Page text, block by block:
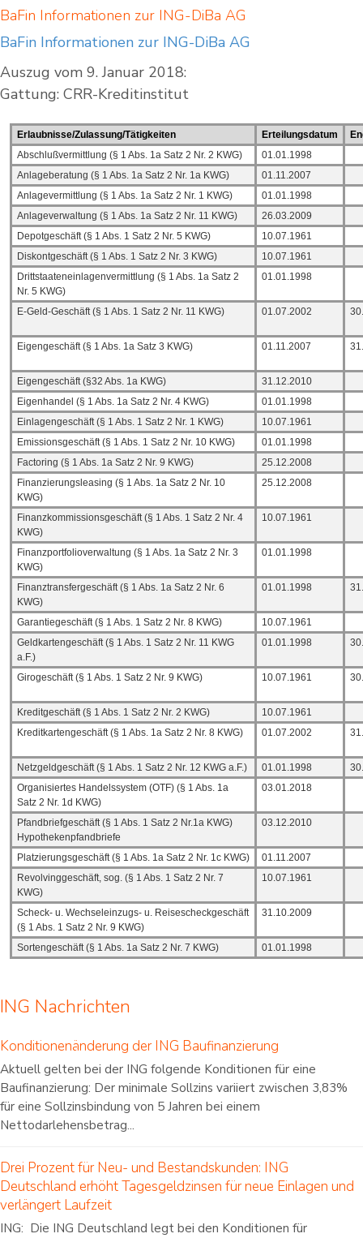
BaFin Informationen zur ING-DiBa AG
BaFin Informationen zur ING-DiBa AG
Auszug vom 9. Januar 2018:
Gattung: CRR-Kreditinstitut
Erlaubnisse/Zulassung/Tätigkeiten Erteilungsdatum
Abschlußvermittlung (§ 1 Abs. 1a Satz 2 Nr. 2 KWG)
01.01.1998
Anlageberatung (§ 1 Abs. 1a Satz 2 Nr. 1a KWG)
01.11.2007
Anlagevermittlung (§ 1 Abs. 1a Satz 2 Nr. 1 KWG)
01.01.1998
Anlageverwaltung (§ 1 Abs. 1a Satz 2 Nr. 11 KWG)
26.03.2009
Depotgeschäft (§ 1 Abs. 1 Satz 2 Nr. 5 KWG)
10.07.1961
Diskontgeschäft (§ 1 Abs. 1 Satz 2 Nr. 3 KWG)
10.07.1961
Drittstaateneinlagenvermittlung (§ 1 Abs. 1a Satz 2
Nr. 5 KWG)
01.01.1998
E-Geld-Geschäft (§ 1 Abs. 1 Satz 2 Nr. 11 KWG) 01.07.2002
Eigengeschäft (§ 1 Abs. 1a Satz 3 KWG) 01.11.2007
Eigengeschäft (§32 Abs. 1a KWG)
31.12.2010
Eigenhandel (§ 1 Abs. 1a Satz 2 Nr. 4 KWG)
01.01.1998
Einlagengeschäft (§ 1 Abs. 1 Satz 2 Nr. 1 KWG)
10.07.1961
Emissionsgeschäft (§ 1 Abs. 1 Satz 2 Nr. 10 KWG)
01.01.1998
Factoring (§ 1 Abs. 1a Satz 2 Nr. 9 KWG)
25.12.2008
Finanzierungsleasing (§ 1 Abs. 1a Satz 2 Nr. 10
KWG)
25.12.2008
Finanzkommissionsgeschäft (§ 1 Abs. 1 Satz 2 Nr. 4
KWG)
10.07.1961
Finanzportfolioverwaltung (§ 1 Abs. 1a Satz 2 Nr. 3
KWG)
01.01.1998
Finanztransfergeschäft (§ 1 Abs. 1a Satz 2 Nr. 6
KWG)
01.01.1998
Garantiegeschäft (§ 1 Abs. 1 Satz 2 Nr. 8 KWG)
10.07.1961
Geldkartengeschäft (§ 1 Abs. 1 Satz 2 Nr. 11 KWG
a.F.)
01.01.1998
Girogeschäft (§ 1 Abs. 1 Satz 2 Nr. 9 KWG) 10.07.1961
Kreditgeschäft (§ 1 Abs. 1 Satz 2 Nr. 2 KWG)
10.07.1961
Kreditkartengeschäft (§ 1 Abs. 1a Satz 2 Nr. 8 KWG)
01.07.2002
Netzgeldgeschäft (§ 1 Abs. 1 Satz 2 Nr. 12 KWG a.F.) 01.01.1998
Organisiertes Handelssystem (OTF) (§ 1 Abs. 1a
Satz 2 Nr. 1d KWG)
03.01.2018
Pfandbriefgeschäft (§ 1 Abs. 1 Satz 2 Nr.1a KWG)
Hypothekenpfandbriefe
03.12.2010
Platzierungsgeschäft (§ 1 Abs. 1a Satz 2 Nr. 1c KWG)
01.11.2007
Revolvinggeschäft, sog. (§ 1 Abs. 1 Satz 2 Nr. 7
KWG)
10.07.1961
Scheck- u. Wechseleinzugs- u. Reisescheckgeschäft
(§ 1 Abs. 1 Satz 2 Nr. 9 KWG)
31.10.2009
Sortengeschäft (§ 1 Abs. 1a Satz 2 Nr. 7 KWG) 01.01.1998
ING Nachrichten
Konditionenänderung der ING Baufinanzierung
Aktuell gelten bei der ING folgende Konditionen für eine
Baufinanzierung: Der minimale Sollzins variiert zwischen 3,83%
für eine Sollzinsbindung von 5 Jahren bei einem
Nettodarlehensbetrag...
Drei Prozent für Neu- und Bestandskunden: ING
Deutschland erhöht Tagesgeldzinsen für neue Einlagen und
verlängert Laufzeit
ING: Die ING Deutschland legt bei den Konditionen für